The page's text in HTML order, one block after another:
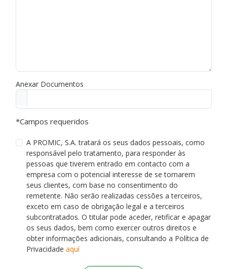
Anexar Documentos
*Campos requeridos
A PROMIC, S.A. tratará os seus dados pessoais, como
responsável pelo tratamento, para responder às
pessoas que tiverem entrado em contacto com a
empresa com o potencial interesse de se tornarem
seus clientes, com base no consentimento do
remetente. Não serão realizadas cessões a terceiros,
exceto em caso de obrigação legal e a terceiros
subcontratados. O titular pode aceder, retificar e apagar
os seus dados, bem como exercer outros direitos e
obter informações adicionais, consultando a Política de
Privacidade aquí